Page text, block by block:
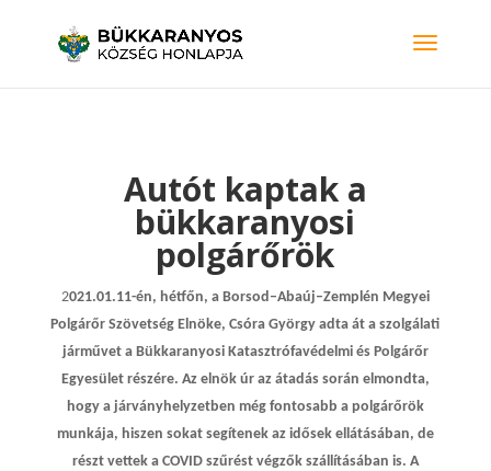
Autót kaptak a
bükkaranyosi
polgárőrök
2021.01.11-én, hétfőn, a Borsod–Abaúj–Zemplén Megyei
Polgárőr Szövetség Elnöke, Csóra György adta át a szolgálati
járművet a Bükkaranyosi Katasztrófavédelmi és Polgárőr
Egyesület részére. Az elnök úr az átadás során elmondta,
hogy a járványhelyzetben még fontosabb a polgárőrök
munkája, hiszen sokat segítenek az idősek ellátásában, de
részt vettek a COVID szűrést végzők szállításában is. A